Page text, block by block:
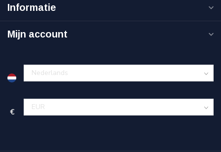
Informatie
Mijn account
€